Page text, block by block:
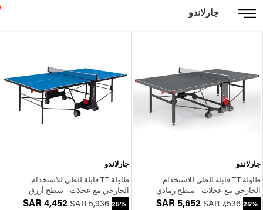
جارلاندو
جارلاندو
طاولة TT قابلة للطي للاستخدام
الخارجي مع عجلات - سطح رمادي
SAR 5,652 SAR 7,536 25%
جارلاندو
طاولة TT قابلة للطي للاستخدام
الخارجي مع عجلات - سطح أزرق
SAR 4,452 SAR 5,936 25%